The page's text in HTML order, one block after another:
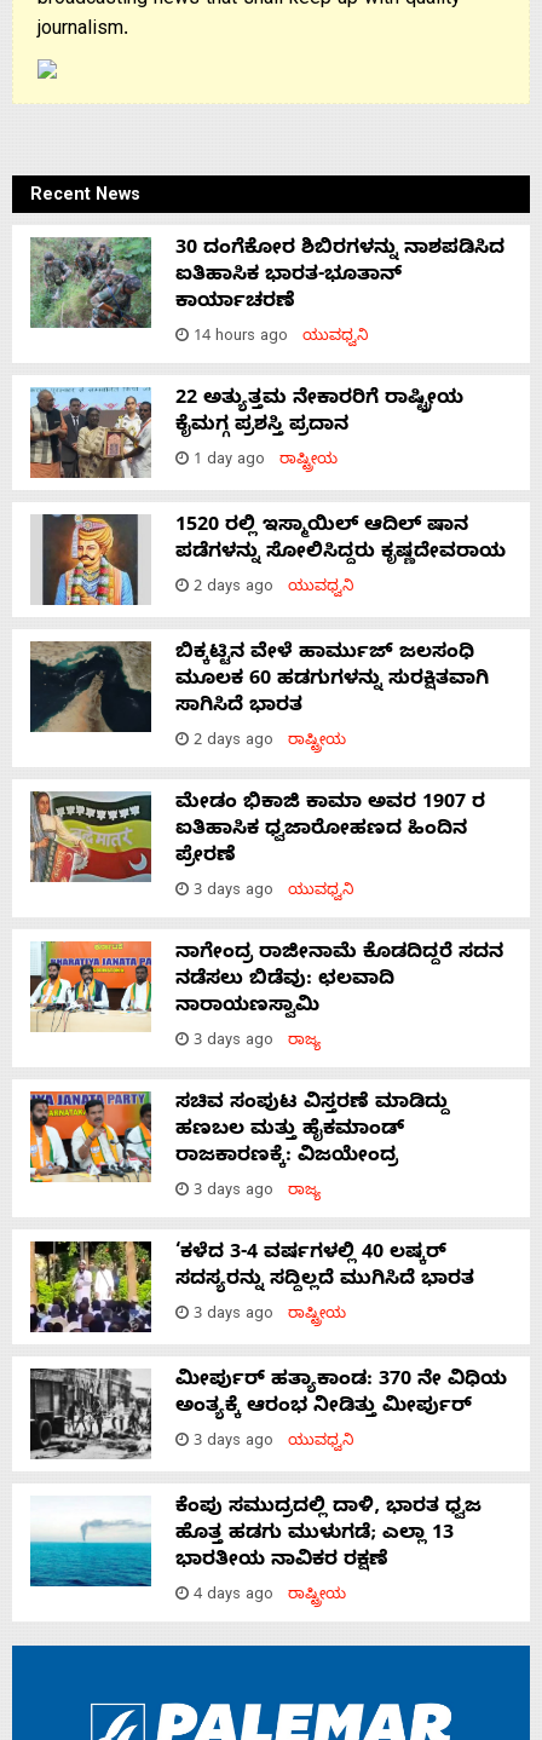
journalism.
Recent News
30 ದಂಗೆಕೋರ ಶಿಬಿರಗಳನ್ನು ನಾಶಪಡಿಸಿದ
ಐತಿಹಾಸಿಕ ಭಾರತ-ಭೂತಾನ್
ಕಾರ್ಯಾಚರಣೆ
14 hours ago ಯುವಧ್ವನಿ
22 ಅತ್ಯುತ್ತಮ ನೇಕಾರರಿಗೆ ರಾಷ್ಟ್ರೀಯ
ಕೈಮಗ್ಗ ಪ್ರಶಸ್ತಿ ಪ್ರದಾನ
1 day ago ರಾಷ್ಟ್ರೀಯ
1520 ರಲ್ಲಿ ಇಸ್ಮಾಯಿಲ್ ಆದಿಲ್ ಷಾನ
ಪಡೆಗಳನ್ನು ಸೋಲಿಸಿದ್ದರು ಕೃಷ್ಣದೇವರಾಯ
2 days ago ಯುವಧ್ವನಿ
ಬಿಕ್ಕಟ್ಟಿನ ವೇಳೆ ಹಾರ್ಮುಜ್ ಜಲಸಂಧಿ
ಮೂಲಕ 60 ಹಡಗುಗಳನ್ನು ಸುರಕ್ಷಿತವಾಗಿ
ಸಾಗಿಸಿದೆ ಭಾರತ
2 days ago ರಾಷ್ಟ್ರೀಯ
ಮೇಡಂ ಭಿಕಾಜಿ ಕಾಮಾ ಅವರ 1907 ರ
ಐತಿಹಾಸಿಕ ಧ್ವಜಾರೋಹಣದ ಹಿಂದಿನ
ಪ್ರೇರಣೆ
3 days ago ಯುವಧ್ವನಿ
ನಾಗೇಂದ್ರ ರಾಜೀನಾಮೆ ಕೊಡದಿದ್ದರೆ ಸದನ
ನಡೆಸಲು ಬಿಡೆವು: ಛಲವಾದಿ
ನಾರಾಯಣಸ್ವಾಮಿ
3 days ago ರಾಜ್ಯ
ಸಚಿವ ಸಂಪುಟ ವಿಸ್ತರಣೆ ಮಾಡಿದ್ದು
ಹಣಬಲ ಮತ್ತು ಹೈಕಮಾಂಡ್
ರಾಜಕಾರಣಕ್ಕೆ: ವಿಜಯೇಂದ್ರ
3 days ago ರಾಜ್ಯ
‘ಕಳೆದ 3-4 ವರ್ಷಗಳಲ್ಲಿ 40 ಲಷ್ಕರ್
ಸದಸ್ಯರನ್ನು ಸದ್ದಿಲ್ಲದೆ ಮುಗಿಸಿದೆ ಭಾರತ
3 days ago ರಾಷ್ಟ್ರೀಯ
ಮೀರ್ಪುರ್ ಹತ್ಯಾಕಾಂಡ: 370 ನೇ ವಿಧಿಯ
ಅಂತ್ಯಕ್ಕೆ ಆರಂಭ ನೀಡಿತ್ತು ಮೀರ್ಪುರ್
3 days ago ಯುವಧ್ವನಿ
ಕೆಂಪು ಸಮುದ್ರದಲ್ಲಿ ದಾಳಿ, ಭಾರತ ಧ್ವಜ
ಹೊತ್ತ ಹಡಗು ಮುಳುಗಡೆ; ಎಲ್ಲಾ 13
ಭಾರತೀಯ ನಾವಿಕರ ರಕ್ಷಣೆ
4 days ago ರಾಷ್ಟ್ರೀಯ